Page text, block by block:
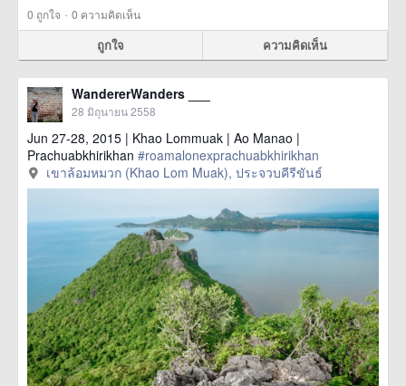
0 ถูกใจ · 0 ความคิดเห็น
ถูกใจ ความคิดเห็น
WandererWanders ___
28 มิถุนายน 2558
Jun 27-28, 2015 | Khao Lommuak | Ao Manao |
Prachuabkhirikhan‬ #‎roamalonexprachuabkhirikhan‬
เขาล้อมหมวก (Khao Lom Muak), ประจวบคีรีขันธ์